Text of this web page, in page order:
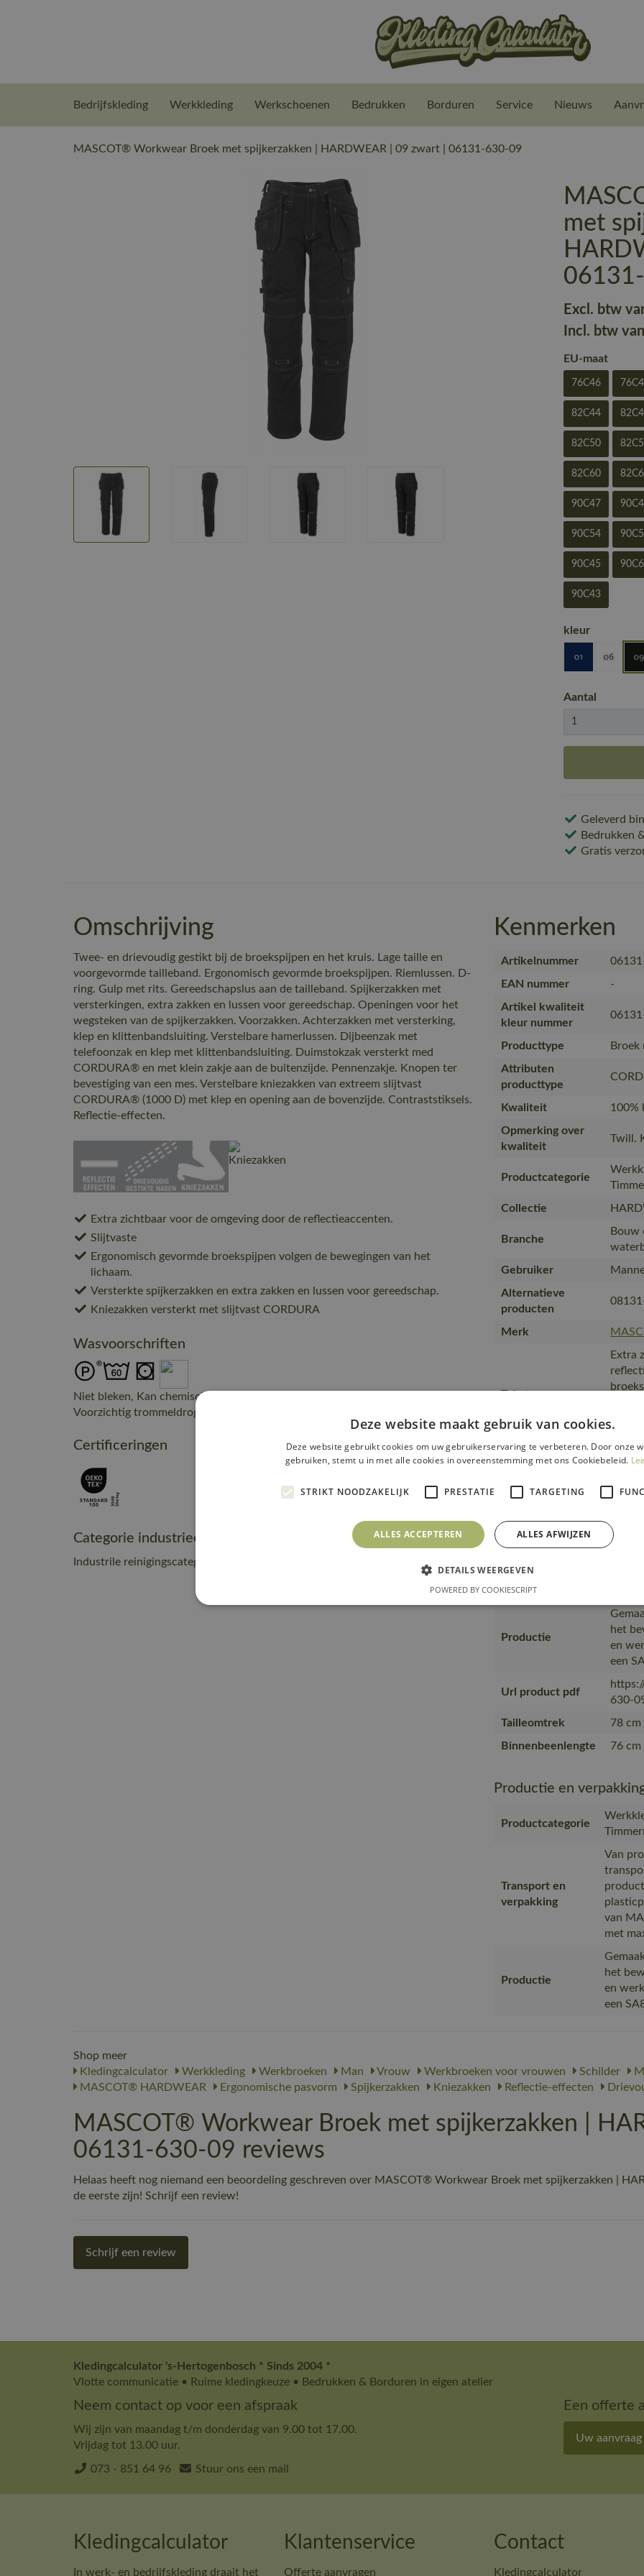
Bedrijfskleding Werkkleding Werkschoenen Bedrukken Borduren Service Nieuws
MASCOT® Workwear Broek met spijkerzakken | HARDWEAR | 09 zwart | 06131-630-09
met
Excl. btw
Incl. btw
EU-maat
76C46
82C44
82C50
82C60
90C47
90C54
90C45
90C43
kleur
Aantal
Geleverd
Bedrukken
Gratis
Omschrijving
Twee- en drievoudig gestikt bij de broekspijpen en het kruis. Lage taille en
voorgevormde tailleband. Ergonomisch gevormde broekspijpen. Riemlussen. D-
ring. Gulp met rits. Gereedschapslus aan de tailleband. Spijkerzakken met
versterkingen, extra zakken en lussen voor gereedschap. Openingen voor het
wegsteken van de spijkerzakken. Voorzakken. Achterzakken met versterking,
klep en klittenbandsluiting. Verstelbare hamerlussen. Dijbeenzak met
telefoonzak en klep met klittenbandsluiting. Duimstokzak versterkt med
CORDURA® en met klein zakje aan de buitenzijde. Pennenzakje. Knopen ter
bevestiging van een mes. Verstelbare kniezakken van extreem slijtvast
CORDURA® (1000 D) met klep en opening aan de bovenzijde. Contraststiksels.
Reflectie-effecten.
Extra zichtbaar voor de omgeving door de reflectieaccenten.
Slijtvaste
Ergonomisch gevormde broekspijpen volgen de bewegingen van het
lichaam.
Versterkte spijkerzakken en extra zakken en lussen voor gereedschap.
Kniezakken versterkt met slijtvast CORDURA
Wasvoorschriften
Niet bleken, Kan chemisch gereinigd worden, Bonte was, Lauw strijken,
Voorzichtig trommeldrogen, max. 110 C, max. 60 C
Certificeringen
Categorie industrieel onderhoud
Industrile reinigingscategorie B2
Kenmerken
Artikelnummer
EAN nummer
-
Artikel kwaliteit
kleur nummer
Producttype
Broek
Attributen
producttype
Kwaliteit
100%
Opmerking over
kwaliteit
Twill.
Productcategorie
Collectie
Branche
Bouw
Gebruiker
Alternatieve
producten
Merk
Tekst usp
Extra
voor
Transport en
Van
van
Productie
het
en
een
Url product pdf
630-
Tailleomtrek
78
Binnenbeenlengte
76
Productie en
Productcategorie
Transport en
verpakking
Van
van
met
Productie
het
en
een
Shop meer
Kledingcalculator
Werkkleding Werkbroeken Man Vrouw Werkbroeken voor vrouwen Schilder
MASCOT® HARDWEAR
Ergonomische pasvorm Spijkerzakken Kniezakken Reflectie-effecten
MASCOT® Workwear Broek met spijkerzakken |
06131-630-09 reviews
Helaas heeft nog niemand een beoordeling geschreven over MASCOT® Workwear Broek met spijkerzakken |
de eerste zijn! Schrijf een review!
Schrijf een review
Kledingcalculator 's-Hertogenbosch * Sinds 2004 *
Vlotte communicatie • Ruime kledingkeuze • Bedrukken & Borduren in eigen atelier
Neem contact op voor een afspraak
Wij zijn van maandag t/m donderdag van 9.00 tot 17.00.
Vrijdag tot 13.00 uur.
073 - 851 64 96 Stuur ons een mail
Een offerte
Uw aanvraag
Kledingcalculator
In werk- en bedrijfskleding draait het
Klantenservice
Offerte aanvragen
Contact
Kledingcalculator
Deze website maakt gebruik van cookies.
Deze website gebruikt cookies om uw gebruikerservaring te verbeteren. Door onze
gebruiken, stemt u in met alle cookies in overeenstemming met ons Cookiebeleid.
STRIKT NOODZAKELIJK PRESTATIE TARGETING
ALLES ACCEPTEREN ALLES AFWIJZEN
DETAILS WEERGEVEN
POWERED BY COOKIESCRIPT